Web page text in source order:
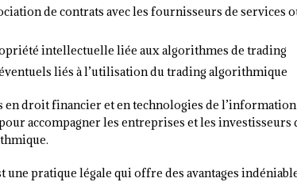
de contrats avec les fournisseurs de services
intellectuelle liée aux algorithmes de trading
liés à l’utilisation du trading algorithmique
en droit financier et en technologies de
accompagner les entreprises et les investisseurs
pratique légale qui offre des avantages